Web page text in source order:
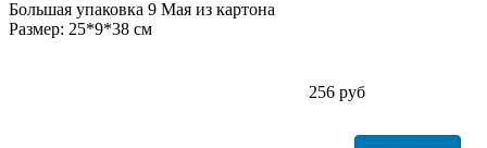
Большая упаковка 9 Мая из картона
Размер: 25*9*38 см
256 руб